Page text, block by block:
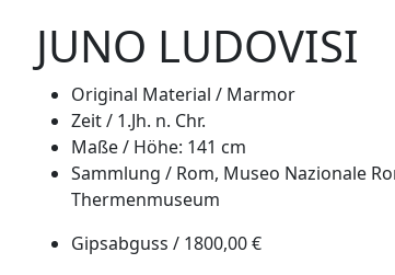
JUNO LUDOVISI
Original Material / Marmor
Zeit / 1.Jh. n. Chr.
Maße / Höhe: 141 cm
Sammlung / Rom, Museo Nazionale
Thermenmuseum
Gipsabguss / 1800,00 €